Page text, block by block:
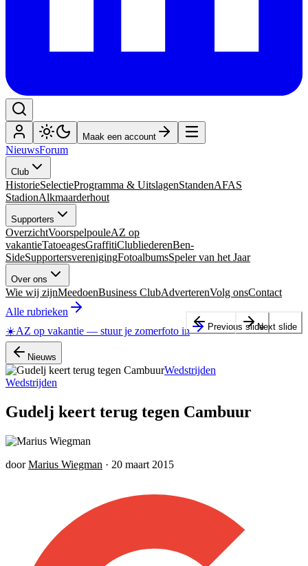
Maak een account
NieuwsForum
Club
HistorieSelectieProgramma & UitslagenStandenAFAS
StadionAlkmaarderhout
Supporters
OverzichtVoorspelpouleAZ op
vakantieTatoeagesGraffitiClubliederenBen-
SideSupportersverenigingFotoalbumsSpeler van het Jaar
Over ons
Wie wij zijnMeedoenBusiness ClubAdverterenVolg onsContact
Alle rubrieken
☀️AZ op vakantie — stuur je zomerfoto in
Nieuws
Wedstrijden
Wedstrijden
Gudelj keert terug tegen Cambuur
door Marius Wiegman · 20 maart 2015
Previous slideNext slide